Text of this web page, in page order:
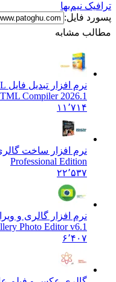
ترافیک نیم‌بها
پسورد فایل:
مطالب مشابه
نرم افزار تبدیل فایل HTML به فایل اجرایی HTML
Compiler 2026.1
۱۱٬۷۱۴
نرم افزار ساخت
Professional Edition
۲۲٬۵۳۷
نرم افزار گالری و
Photo Editor v6.1
۶٬۴۰۷